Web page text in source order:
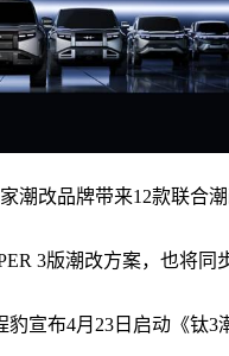
潮改品牌带来12款联合
3版潮改方案，也将同
豹宣布4月23日启动《钛3